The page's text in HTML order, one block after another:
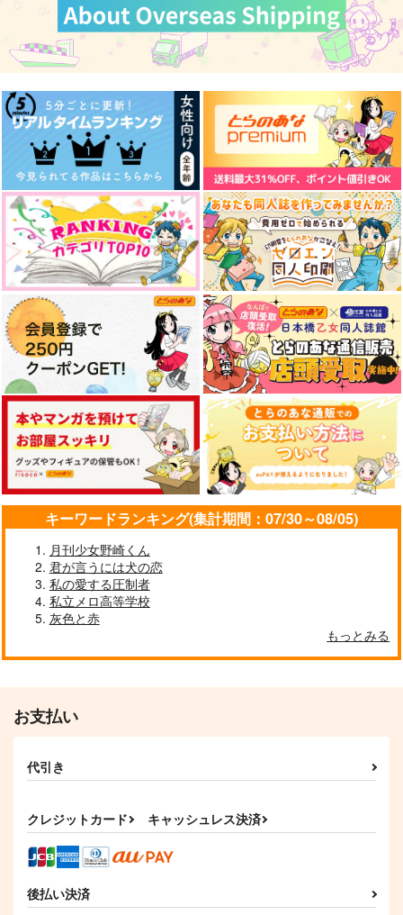
キーワードランキング(集計期間：07/30～08/05)
月刊少女野崎くん
君が言うには犬の恋
私の愛する圧制者
私立メロ高等学校
灰色と赤
もっとみる
お支払い
代引き
クレジットカード キャッシュレス決済
後払い決済